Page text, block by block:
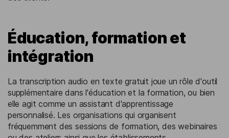
Éducation, formation et
intégration
La transcription audio en texte gratuit joue un rôle d'outil
supplémentaire dans l'éducation et la formation, ou bien
elle agit comme un assistant d'apprentissage
personnalisé. Les organisations qui organisent
fréquemment des sessions de formation, des webinaires